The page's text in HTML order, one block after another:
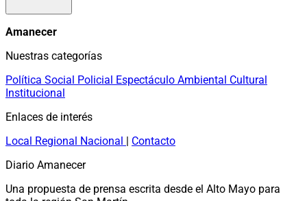
Amanecer
Nuestras categorías
Política Social Policial Espectáculo Ambiental Cultural
Institucional
Enlaces de interés
Local Regional Nacional | Contacto
Diario Amanecer
Una propuesta de prensa escrita desde el Alto Mayo para